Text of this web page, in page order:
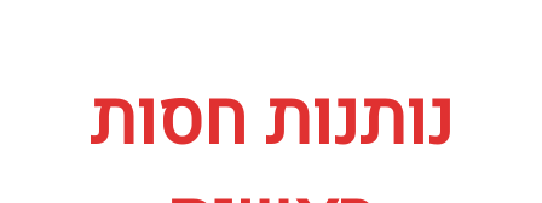
נותנות חסות